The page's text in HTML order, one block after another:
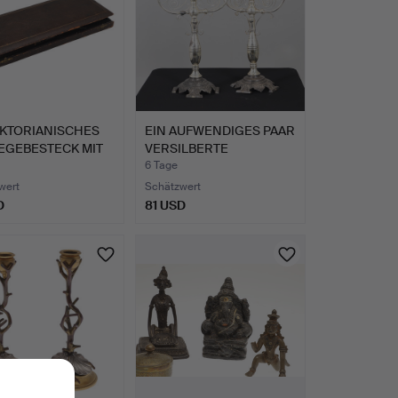
MIT
EIN AUFWENDIGES PAAR
VERSILBERTE
DREIFLAMM…
6 Tage
Schätzwert
81 USD